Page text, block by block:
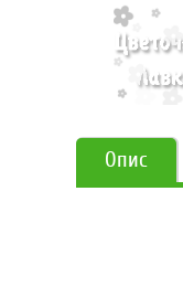
Опис